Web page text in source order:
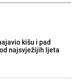
kišu i pad
najsvježijih ljeta